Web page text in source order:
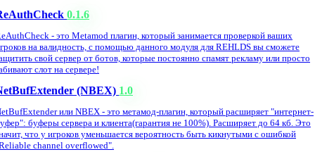
0.1.6
- это Metamod плагин, который занимается проверкой ваших
на валидность, с помощью данного модуля для REHLDS вы сможете
свой сервер от ботов, которые постоянно спамят рекламу или просто
слот на сервере!
(NBEX) 1.0
или NBEX - это метамод-плагин, который расширяет "интернет-
буферы сервера и клиента(гарантия не 100%). Расширяет до 64 кб. Это
что у игроков уменьшается вероятность быть кикнутыми с ошибкой
channel overflowed".